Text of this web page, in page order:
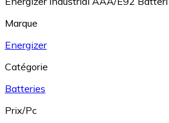
Marque
Energizer
Catégorie
Batteries
Prix/Pc